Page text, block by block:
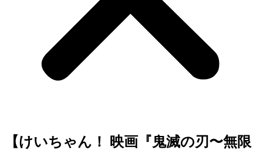
【けいちゃん！ 映画『鬼滅の刃〜無限